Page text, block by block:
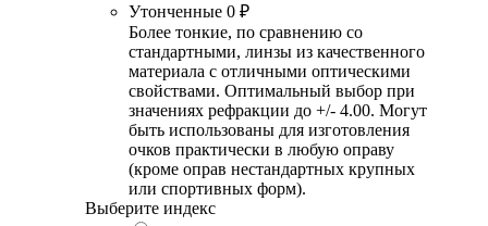
Утонченные 0 ₽
Более тонкие, по сравнению со
стандартными, линзы из качественного
материала с отличными оптическими
свойствами. Оптимальный выбор при
значениях рефракции до +/- 4.00. Могут
быть использованы для изготовления
очков практически в любую оправу
(кроме оправ нестандартных крупных
или спортивных форм).
Выберите индекс